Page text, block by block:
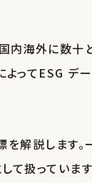
内海外に数十
ってESG デ
を解説します。
て扱っています